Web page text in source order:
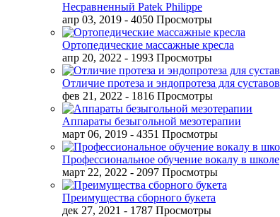
Несравненный Patek Philippe
апр 03, 2019 - 4050 Просмотры
Ортопедические массажные кресла
апр 20, 2022 - 1993 Просмотры
Отличие протеза и эндопротеза для суставов
фев 21, 2022 - 1816 Просмотры
Аппараты безыгольной мезотерапии
март 06, 2019 - 4351 Просмотры
Профессиональное обучение вокалу в школе
март 22, 2022 - 2097 Просмотры
Преимущества сборного букета
дек 27, 2021 - 1787 Просмотры